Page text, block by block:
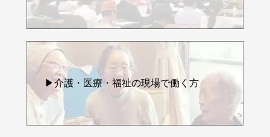
▶介護・医療・福祉の現場で働く方